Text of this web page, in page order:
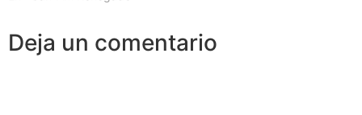
Deja un comentario